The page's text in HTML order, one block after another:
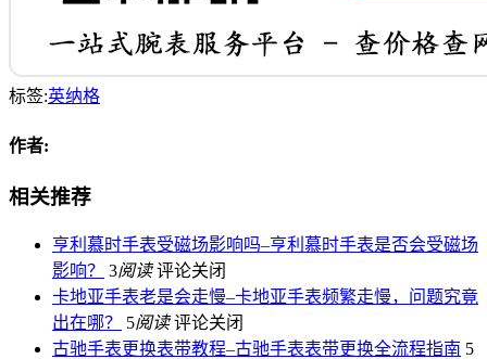
标签:英纳格
作者:
相关推荐
亨利慕时手表受磁场影响吗–亨利慕时手表是否会受磁场
影响？
3阅读 评论关闭
卡地亚手表老是会走慢–卡地亚手表频繁走慢，问题究竟
出在哪？
5阅读 评论关闭
古驰手表更换表带教程–古驰手表表带更换全流程指南 5